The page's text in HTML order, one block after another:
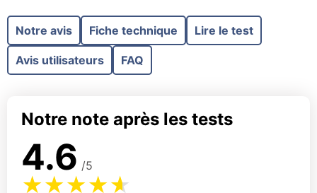
Notre avis Fiche technique Lire le test
Avis utilisateurs FAQ
Notre note après les tests
4.6 /5